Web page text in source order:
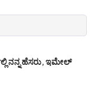
ನನ್ನ ಹೆಸರು, ಇಮೇಲ್